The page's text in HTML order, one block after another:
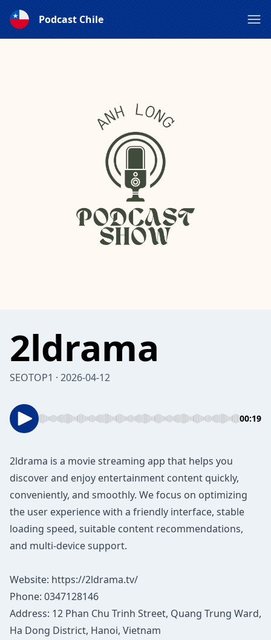
Podcast Chile
⁠2ldrama
SEOTOP1 · 2026-04-12
00:19
2ldrama is a movie streaming app that helps you
discover and enjoy entertainment content quickly,
conveniently, and smoothly. We focus on optimizing
the user experience with a friendly interface, stable
loading speed, suitable content recommendations,
and multi-device support.
Website: https://2ldrama.tv/
Phone: 0347128146
Address: 12 Phan Chu Trinh Street, Quang Trung Ward,
Ha Dong District, Hanoi, Vietnam